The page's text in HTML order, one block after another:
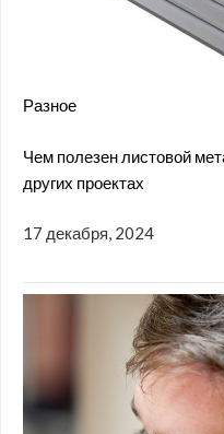
Разное
Чем полезен листовой
других проектах
17 декабря, 2024